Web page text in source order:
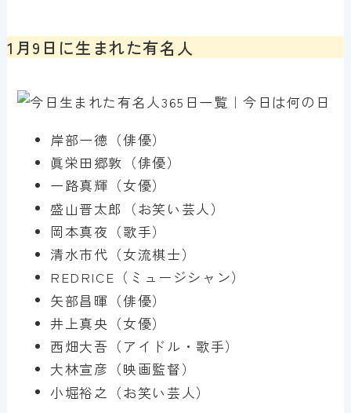
1月9日に生まれた有名人
岸部一徳（俳優）
眞栄田郷敦（俳優）
一路真輝（女優）
盛山晋太郎（お笑い芸人）
岡本真夜（歌手）
清水市代（女流棋士）
REDRICE（ミュージシャン）
矢部昌暉（俳優）
井上真央（女優）
西畑大吾（アイドル・歌手）
大林宣彦（映画監督）
小堀裕之（お笑い芸人）